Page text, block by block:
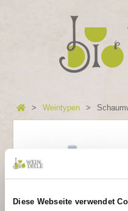
Diese Webseite verwendet
Weintypen